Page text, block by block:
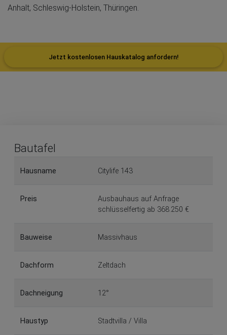
Anhalt, Schleswig-Holstein, Thüringen.
Jetzt kostenlosen Hauskatalog anfordern!
Bautafel
Hausname Citylife 143
Preis
Ausbauhaus auf Anfrage
schlüsselfertig ab 368.250 €
Bauweise Massivhaus
Dachform Zeltdach
Dachneigung 12°
Haustyp Stadtvilla / Villa